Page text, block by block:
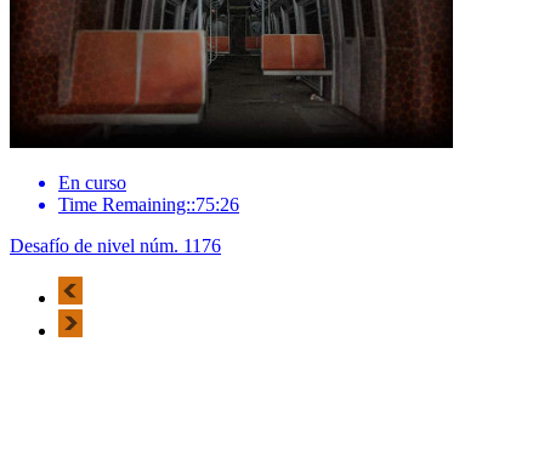
En curso
Time Remaining::75:26
Desafío de nivel núm. 1176